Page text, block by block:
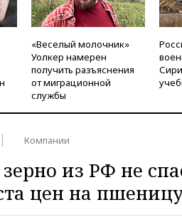
«Веселый молочник»
Уолкер намерен
получить разъяснения
от миграционной
службы
Компании
из РФ не
цен на